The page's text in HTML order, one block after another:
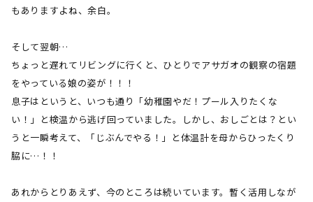
もありますよね、余白。
そして翌朝…
ちょっと遅れてリビングに行くと、ひとりでアサガオの観察の宿題
をやっている娘の姿が！！！
息子はというと、いつも通り「幼稚園やだ！プール入りたくな
い！」と検温から逃げ回っていました。しかし、おしごとは？とい
うと一瞬考えて、「じぶんでやる！」と体温計を母からひったくり
脇に…！！
あれからとりあえず、今のところは続いています。暫く活用しなが